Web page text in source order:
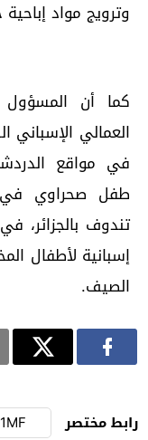
وترويج مواد
كما أن المسؤول
العمالي
في مواقع
طفل صحراوي
تندوف بالجزائر،
إسبانية لأطفال
الصيف.
رابط مختصر